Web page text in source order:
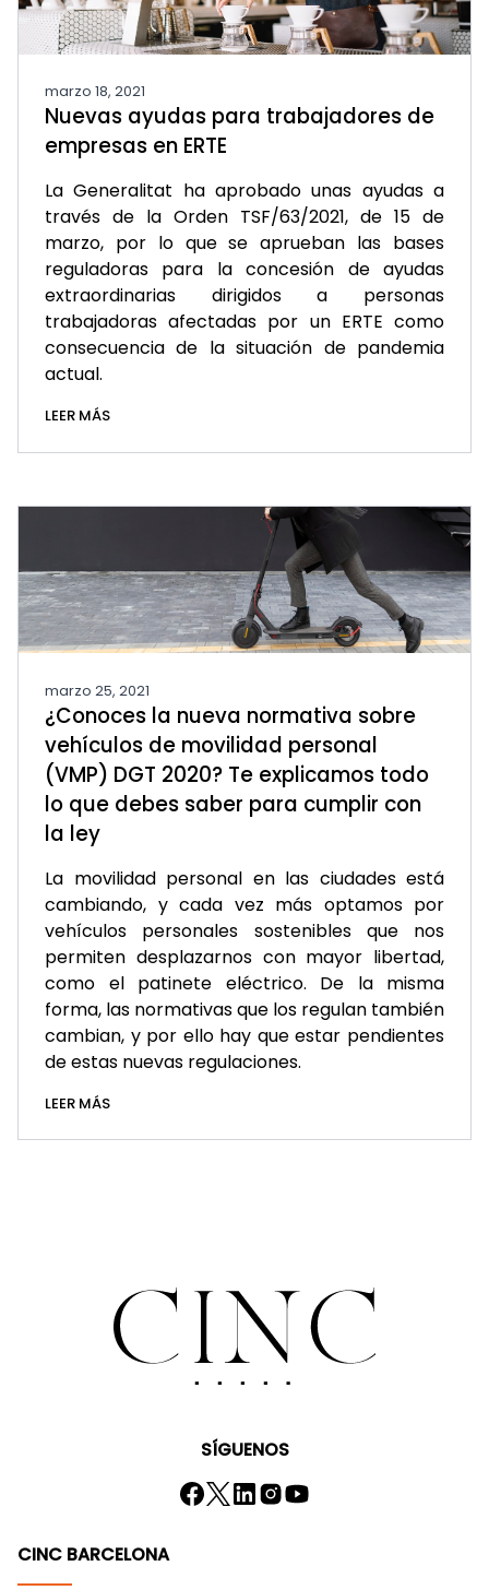
marzo 18, 2021
Nuevas ayudas para trabajadores de
empresas en ERTE
La Generalitat ha aprobado unas ayudas a
través de la Orden TSF/63/2021, de 15 de
marzo, por lo que se aprueban las bases
reguladoras para la concesión de ayudas
extraordinarias dirigidos a personas
trabajadoras afectadas por un ERTE como
consecuencia de la situación de pandemia
actual.
LEER MÁS
marzo 25, 2021
¿Conoces la nueva normativa sobre
vehículos de movilidad personal
(VMP) DGT 2020? Te explicamos todo
lo que debes saber para cumplir con
la ley
La movilidad personal en las ciudades está
cambiando, y cada vez más optamos por
vehículos personales sostenibles que nos
permiten desplazarnos con mayor libertad,
como el patinete eléctrico. De la misma
forma, las normativas que los regulan también
cambian, y por ello hay que estar pendientes
de estas nuevas regulaciones.
LEER MÁS
SÍGUENOS
CINC BARCELONA